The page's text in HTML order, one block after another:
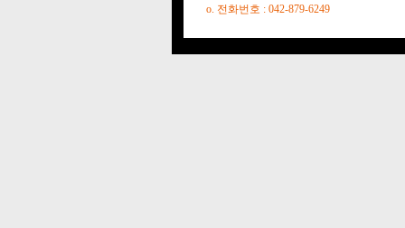
o. 전화번호 : 042-879-6249